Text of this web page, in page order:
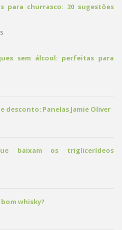
para churrasco: 20 sugestões
sem álcool: perfeitas para
desconto: Panelas Jamie Oliver
baixam os triglicerídeos
whisky?